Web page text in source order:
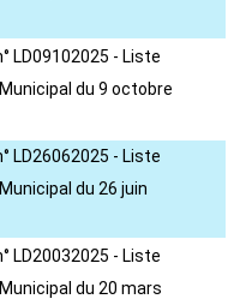
LD09102025 - Liste
du 9 octobre
LD26062025 - Liste
du 26 juin
LD20032025 - Liste
du 20 mars